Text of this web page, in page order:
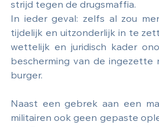
strijd tegen de drugsmaffia.
In ieder geval: zelfs al zou
tijdelijk en uitzonderlijk in te
wettelijk en juridisch kader
bescherming van de ingezette
burger.
Naast een gebrek aan een
militairen ook geen gepaste